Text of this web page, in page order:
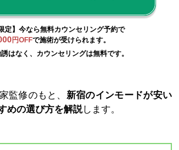
定】今なら無料カウンセリング予約で
円OFFで施術が受けられます。
はなく、カウンセリングは無料です。
監修のもと、 新宿のインモードが安い
めの選び方を解説します。